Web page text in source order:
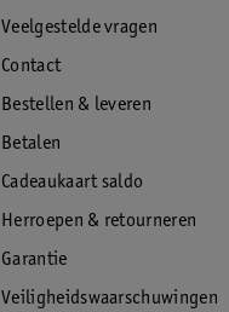
Veelgestelde vragen
Contact
Bestellen & leveren
Betalen
Cadeaukaart saldo
Herroepen & retourneren
Garantie
Veiligheidswaarschuwingen